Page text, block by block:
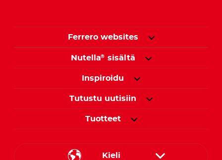
Ferrero websites
Nutella® sisältä
Inspiroidu
Tutustu uutisiin
Tuotteet
Kieli